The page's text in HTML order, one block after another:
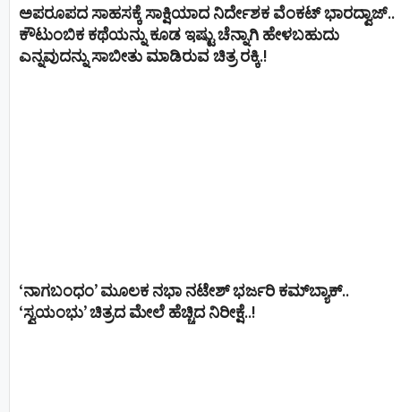
ಅಪರೂಪದ ಸಾಹಸಕ್ಕೆ ಸಾಕ್ಷಿಯಾದ ನಿರ್ದೇಶಕ ವೆಂಕಟ್ ಭಾರದ್ವಾಜ್..
ಕೌಟುಂಬಿಕ ಕಥೆಯನ್ನು ಕೂಡ ಇಷ್ಟು ಚೆನ್ನಾಗಿ ಹೇಳಬಹುದು
ಎನ್ನವುದನ್ನು ಸಾಬೀತು ಮಾಡಿರುವ ಚಿತ್ರ ರಕ್ಕಿ.!
‘ನಾಗಬಂಧಂ’ ಮೂಲಕ ನಭಾ ನಟೇಶ್ ಭರ್ಜರಿ ಕಮ್‌ಬ್ಯಾಕ್..
‘ಸ್ವಯಂಭು’ ಚಿತ್ರದ ಮೇಲೆ ಹೆಚ್ಚಿದ ನಿರೀಕ್ಷೆ..!